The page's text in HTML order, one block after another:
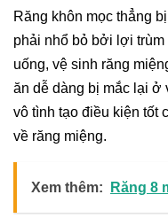
Răng khôn mọc thẳng
phải nhổ bỏ bởi lợi
uống, vệ sinh răng
ăn dễ dàng bị mắc lại ở
vô tình tạo điều kiện tốt
về răng miệng.
Xem thêm: Răng 8